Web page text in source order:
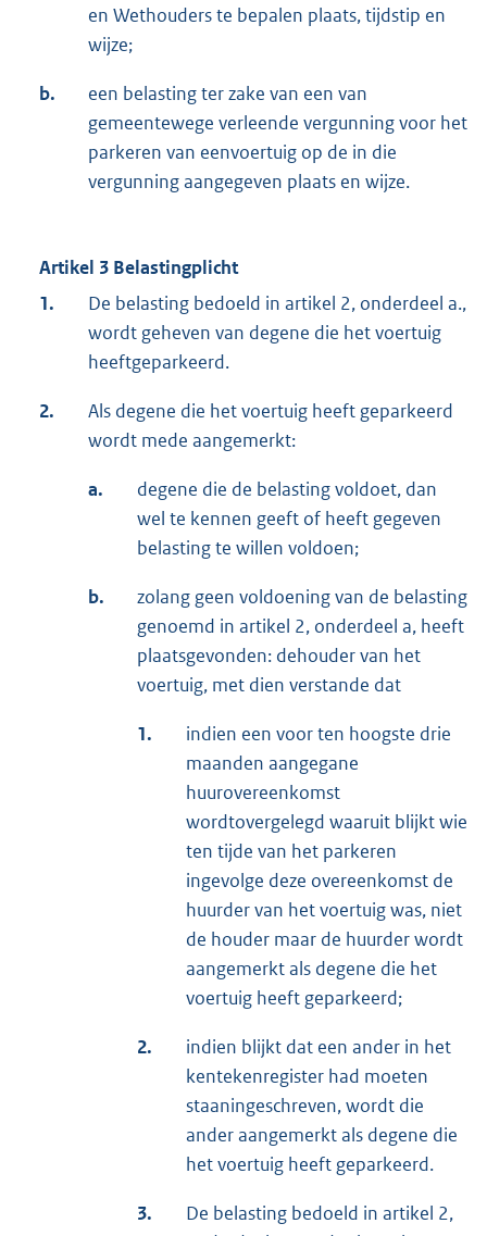
en Wethouders te bepalen plaats, tijdstip en
wijze;
b.
een belasting ter zake van een van
gemeentewege verleende vergunning voor het
parkeren van eenvoertuig op de in die
vergunning aangegeven plaats en wijze.
Artikel 3 Belastingplicht
1.
De belasting bedoeld in artikel 2, onderdeel a.,
wordt geheven van degene die het voertuig
heeftgeparkeerd.
2.
Als degene die het voertuig heeft geparkeerd
wordt mede aangemerkt:
a.
degene die de belasting voldoet, dan
wel te kennen geeft of heeft gegeven
belasting te willen voldoen;
b.
zolang geen voldoening van de belasting
genoemd in artikel 2, onderdeel a, heeft
plaatsgevonden: dehouder van het
voertuig, met dien verstande dat
1.
indien een voor ten hoogste drie
maanden aangegane
huurovereenkomst
wordtovergelegd waaruit blijkt wie
ten tijde van het parkeren
ingevolge deze overeenkomst de
huurder van het voertuig was, niet
de houder maar de huurder wordt
aangemerkt als degene die het
voertuig heeft geparkeerd;
2.
indien blijkt dat een ander in het
kentekenregister had moeten
staaningeschreven, wordt die
ander aangemerkt als degene die
het voertuig heeft geparkeerd.
3.
De belasting bedoeld in artikel 2,